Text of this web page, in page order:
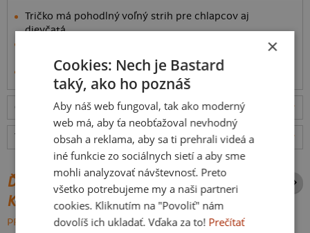
Tričko má pohodlný voľný strih pre chlapcov aj
dievčatá.
s úpravou proti zrážaniu so
strednou gramážou látky (150 g/m²).
Informácie o produkte
Odošlemev utorok 11.8.,doručímevo štvrtok 13.8.
Tabuľka veľkostí : Akú vybrať? rozmery
ĎALŠIE POTLAČE Z ROVNAKEJ
KATEGÓRIE
PREHĽADÁVAŤ VŠETKO:
×
Cookies: Nech je Bastard
taký, ako ho poznáš
Aby náš web fungoval, tak ako moderný
web má, aby ťa neobťažoval nevhodný
obsah a reklama, aby sa ti prehrali videá a
iné funkcie zo sociálnych sietí a aby sme
mohli analyzovať návštevnosť. Preto
všetko potrebujeme my a naši partneri
cookies. Kliknutím na "Povoliť" nám
dovolíš ich ukladať. Vďaka za to! Prečítať